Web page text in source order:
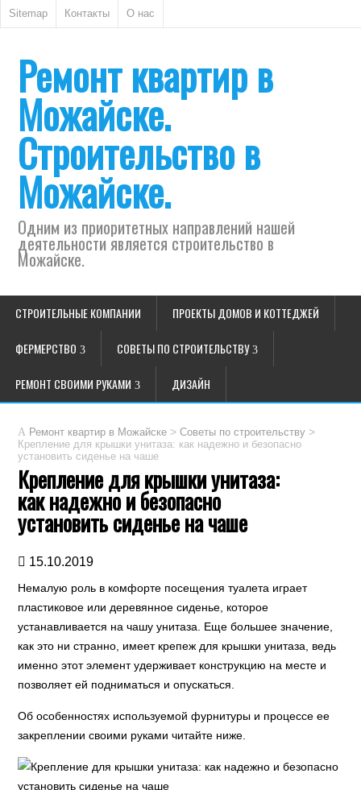
Sitemap Контакты О нас
Ремонт квартир в
Можайске.
Строительство в
Можайске.
Одним из приоритетных направлений нашей
деятельности является строительство в
Можайске.
СТРОИТЕЛЬНЫЕ КОМПАНИИ ПРОЕКТЫ ДОМОВ И КОТТЕДЖЕЙ
ФЕРМЕРСТВО СОВЕТЫ ПО СТРОИТЕЛЬСТВУ
РЕМОНТ СВОИМИ РУКАМИ ДИЗАЙН
Ремонт квартир в Можайске >Советы по строительству >
Крепление для крышки унитаза: как надежно и безопасно
установить сиденье на чаше
Крепление для крышки унитаза:
как надежно и безопасно
установить сиденье на чаше
15.10.2019
Немалую роль в комфорте посещения туалета играет
пластиковое или деревянное сиденье, которое
устанавливается на чашу унитаза. Еще большее значение,
как это ни странно, имеет крепеж для крышки унитаза, ведь
именно этот элемент удерживает конструкцию на месте и
позволяет ей подниматься и опускаться.
Об особенностях используемой фурнитуры и процессе ее
закреплении своими руками читайте ниже.